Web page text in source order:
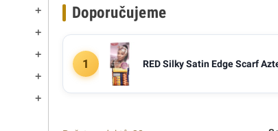
add
add
add
add
add
Doporučujeme
1 RED Silky Satin Edge Scarf